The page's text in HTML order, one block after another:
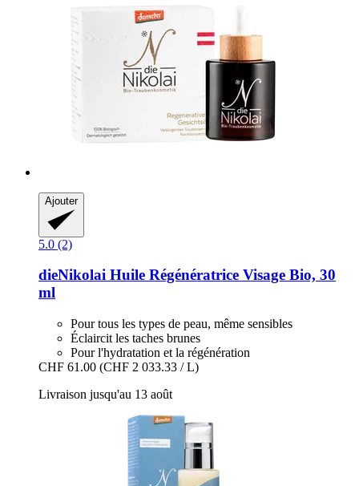
Ajouter
5.0 (2)
dieNikolai Huile Régénératrice Visage Bio, 30
ml
Pour tous les types de peau, même sensibles
Éclaircit les taches brunes
Pour l'hydratation et la régénération
CHF 61.00 (CHF 2 033.33 / L)
Livraison jusqu'au 13 août